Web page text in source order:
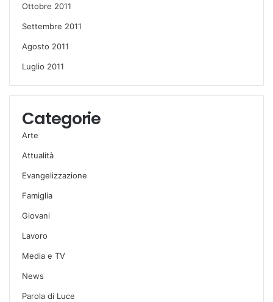
Ottobre 2011
Settembre 2011
Agosto 2011
Luglio 2011
Categorie
Arte
Attualità
Evangelizzazione
Famiglia
Giovani
Lavoro
Media e TV
News
Parola di Luce